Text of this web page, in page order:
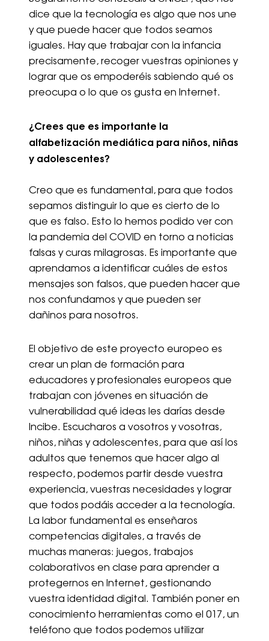
dice que la tecnología es algo que nos une
y que puede hacer que todos seamos
iguales. Hay que trabajar con la infancia
precisamente, recoger vuestras opiniones y
lograr que os empoderéis sabiendo qué os
preocupa o lo que os gusta en Internet.
¿Crees que es importante la
alfabetización mediática para niños, niñas
y adolescentes?
Creo que es fundamental, para que todos
sepamos distinguir lo que es cierto de lo
que es falso. Esto lo hemos podido ver con
la pandemia del COVID en torno a noticias
falsas y curas milagrosas. Es importante que
aprendamos a identificar cuáles de estos
mensajes son falsos, que pueden hacer que
nos confundamos y que pueden ser
dañinos para nosotros.
El objetivo de este proyecto europeo es
crear un plan de formación para
educadores y profesionales europeos que
trabajan con jóvenes en situación de
vulnerabilidad qué ideas les darías desde
Incibe. Escucharos a vosotros y vosotras,
niños, niñas y adolescentes, para que así los
adultos que tenemos que hacer algo al
respecto, podemos partir desde vuestra
experiencia, vuestras necesidades y lograr
que todos podáis acceder a la tecnología.
La labor fundamental es enseñaros
competencias digitales, a través de
muchas maneras: juegos, trabajos
colaborativos en clase para aprender a
protegernos en Internet, gestionando
vuestra identidad digital. También poner en
conocimiento herramientas como el 017, un
teléfono que todos podemos utilizar